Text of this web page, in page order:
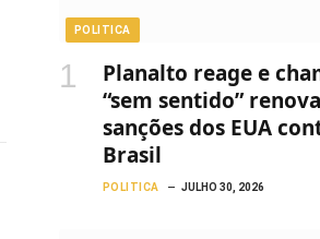
POLITICA
Planalto reage e
“sem sentido”
sanções dos EUA
Brasil
POLITICA JULHO 30, 2026